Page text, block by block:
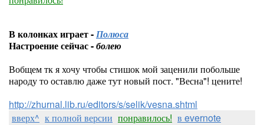
В колонках играет -Полюса
Настроение сейчас -болею
Вобщем тк я хочу чтобы стишок мой заценили побольше
народу то оставлю даже тут новый пост. "Весна"! цените!
http://zhurnal.lib.ru/editors/s/selik/vesna.shtml
вверх^ к полной версии понравилось! в evernote